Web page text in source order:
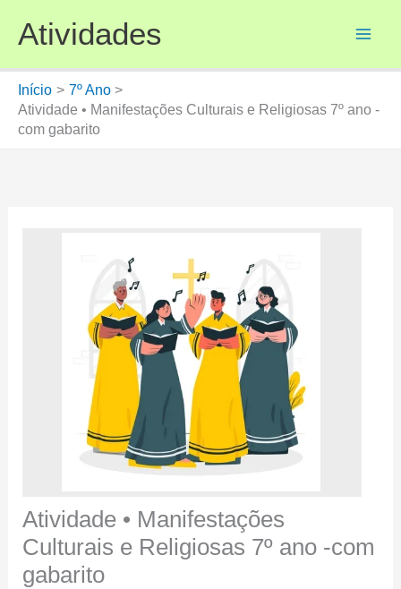
para
conteúdo
Atividades
Início
7º Ano
Atividade • Manifestações Culturais e Religiosas 7º ano -
com gabarito
Atividade • Manifestações
Culturais e Religiosas 7º ano -com
gabarito